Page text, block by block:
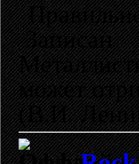
Записан
может
(В.И.